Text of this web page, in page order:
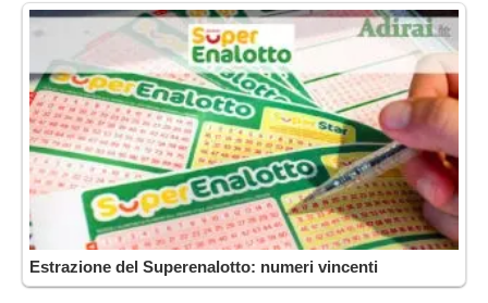
Estrazione del Superenalotto: numeri vincenti